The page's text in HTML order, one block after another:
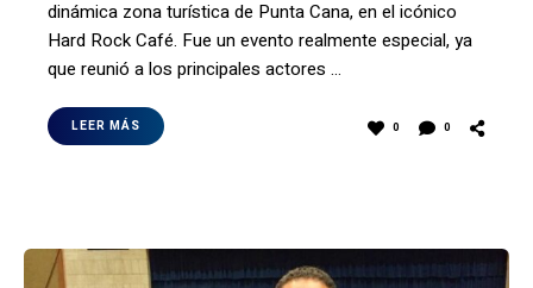
dinámica zona turística de Punta Cana, en el icónico
Hard Rock Café. Fue un evento realmente especial, ya
que reunió a los principales actores …
LEER MÁS 0 0